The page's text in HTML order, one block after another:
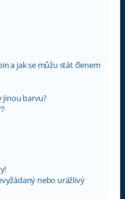
a jak se můžu stát členem
jinou barvu?
nebo urážlivý